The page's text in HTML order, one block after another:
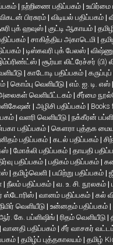
| நற்றிணை பதிப்பகம் | உயிர்மை
பிரசுரம் | விடியல் பதிப்பகம் |
புக் ஹவுஸ்| குட்டி ஆகாயம் |
| சாகித்திய அகாடெமி |
| டிஸ்கவரி புக் பேலஸ் |
| சூர்யா லிட்ரேச்சர் (பி)
| காடோடி பதிப்பகம் |
| கொம்பு வெளியீடு | எம். ஐ. டி. எஸ் |
வெளியீட்டகம் | சீர்மை
| அழிசி பதிப்பகம் | Books
| வளரி வெளியீடு | நக்கீரன்
பதிப்பகம் | கௌரா புத்தக
பதிப்பகம் | கடல் பதிப்பகம் |
| மோக்லி பதிப்பகம் | தாயதி
பதிப்பகம் | பதிகம் பதிப்பகம் |
| தமிழ்வெளி | பயிற்று பதிப்பகம் |
| நீலம் பதிப்பகம் | வ. உ. சி. நூலகம் |
ஸ்டோரிஸ் | வானம் பதிப்பகம் | கல்
நிமிர் வெளியீடு | உன்னதம் பதிப்பகம் |
கே. பப்ளிஷிங் | ரிதம் வெளியீடு |
| வானதி பதிப்பகம் | சீர் வாசகர்
| தமிழ்ப் புத்தகாலயம் | தமிழ்